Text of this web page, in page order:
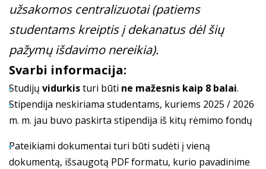
užsakomos centralizuotai (patiems
studentams kreiptis į dekanatus dėl šių
pažymų išdavimo nereikia).
Svarbi informacija:
Studijų vidurkisturi būti ne mažesnis kaip 8 balai.
Stipendija neskiriama studentams, kuriems 2025 / 2026
m. m. jau buvo paskirta stipendija iš kitų rėmimo fondų
Pateikiami dokumentai turi būti sudėti į vieną
dokumentą, išsaugotą PDF formatu, kurio pavadinime